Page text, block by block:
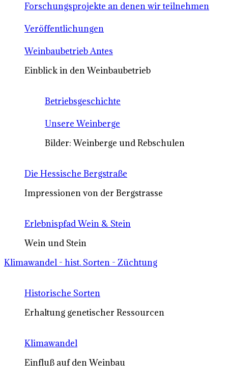
Forschungsprojekte an denen wir teilnehmen
Veröffentlichungen
Weinbaubetrieb Antes
Einblick in den Weinbaubetrieb
Betriebsgeschichte
Unsere Weinberge
Bilder: Weinberge und Rebschulen
Die Hessische Bergstraße
Impressionen von der Bergstrasse
Erlebnispfad Wein & Stein
Wein und Stein
Klimawandel - hist. Sorten - Züchtung
Historische Sorten
Erhaltung genetischer Ressourcen
Klimawandel
Einfluß auf den Weinbau